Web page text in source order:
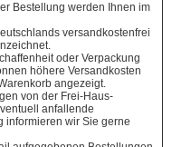
Bestellung werden Ihnen im
versandkostenfrei
oder Verpackung
höhere Versandkosten
angezeigt.
von der Frei-Haus-
anfallende
informieren wir Sie gerne